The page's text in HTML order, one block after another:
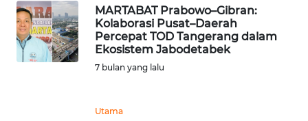
MARTABAT Prabowo–Gibran:
Kolaborasi Pusat–Daerah
Percepat TOD Tangerang dalam
Ekosistem Jabodetabek
7 bulan yang lalu
Utama
WN
LABUHANBATU